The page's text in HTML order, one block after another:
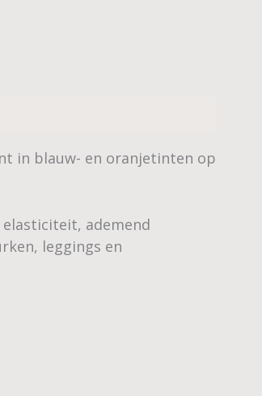
in blauw- en oranjetinten op
ademend
leggings en